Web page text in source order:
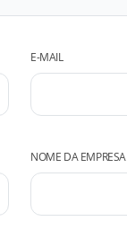
E-MAIL
NOME DA EMPRESA